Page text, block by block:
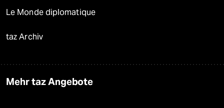
Le Monde diplomatique
taz Archiv
Mehr taz Angebote